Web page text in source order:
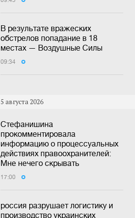
В результате вражеских
обстрелов попадание в 18
местах — Воздушные Силы
09:34
5 августа 2026
Стефанишина
прокомментировала
информацию о процессуальных
действиях правоохранителей:
Мне нечего скрывать
17:00
россия разрушает логистику и
производство украинских